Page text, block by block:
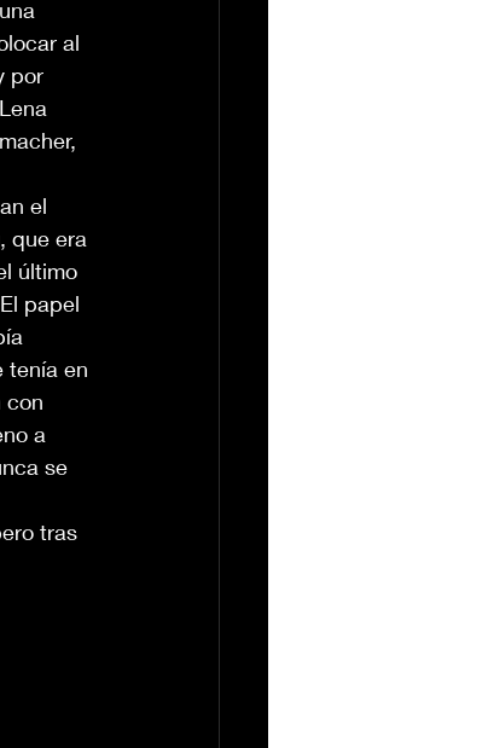
al
por
el
que era
último
papel
tenía en
con
a
se
tras